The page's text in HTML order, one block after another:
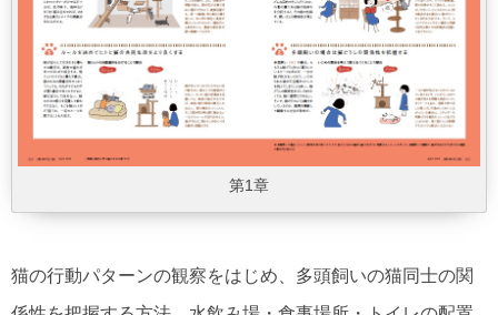
第1章
猫の行動パターンの観察をはじめ、多頭飼いの猫同士の関